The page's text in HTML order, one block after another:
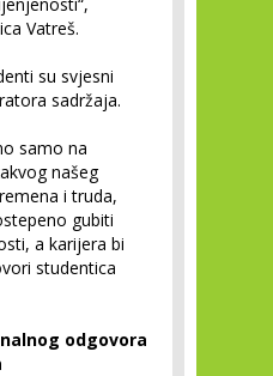
Vatreš.
su svjesni
sadržaja.
samo na
našeg
i truda,
gubiti
a karijera bi
studentica
odgovora